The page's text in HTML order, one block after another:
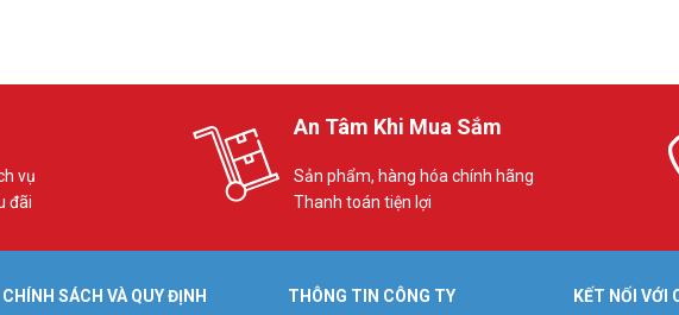
vụ
đãi
An Tâm Khi Mua Sắm
Sản phẩm, hàng hóa chính hãng
Thanh toán tiện lợi
KẾT NỐI VỚI
CHÍNH SÁCH VÀ QUY ĐỊNH THÔNG TIN CÔNG TY